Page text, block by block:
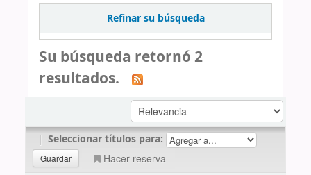
Refinar su búsqueda
Su búsqueda retornó 2
resultados.
| Seleccionar títulos para:
Hacer reserva